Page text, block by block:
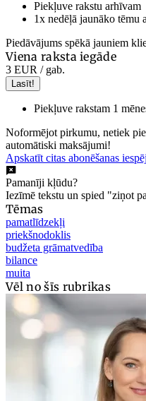
Piekļuve rakstu arhīvam
1x nedēļā jaunāko tēmu
Piedāvājums spēkā jauniem
Viena raksta iegāde
3 EUR / gab.
Lasīt!
Piekļuve rakstam 1
Noformējot pirkumu, netiek
automātiski maksājumi!
Apskatīt citas abonēšanas
Pamanīji kļūdu?
Iezīmē tekstu un spied "ziņot
Tēmas
pamatlīdzekļi
priekšnodoklis
budžeta grāmatvedība
bilance
muita
Vēl no šīs rubrikas